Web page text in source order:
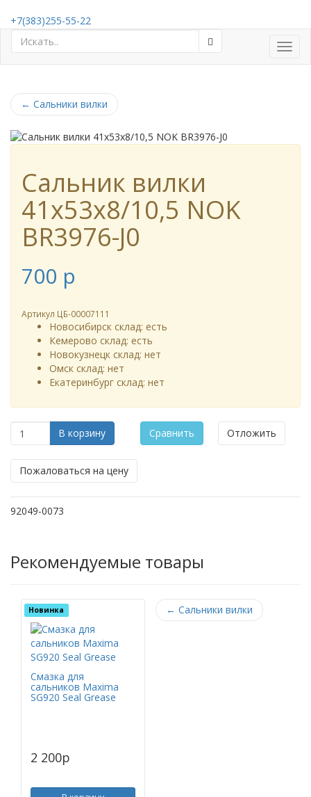
+7(383)255-55-22
← Сальники вилки
Сальник вилки
41x53x8/10,5 NOK
BR3976-J0
700 p
Артикул ЦБ-00007111
Новосибирск склад: есть
Кемерово склад: есть
Новокузнецк склад: нет
Омск склад: нет
Екатеринбург склад: нет
В корзину Сравнить Отложить
Пожаловаться на цену
92049-0073
Рекомендуемые товары
Новинка
Смазка для
сальников Maxima
SG920 Seal Grease
2 200p
← Сальники вилки